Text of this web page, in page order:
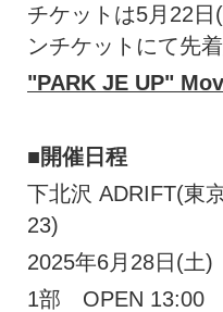
チケットは5月22
ンチケットにて先
"PARK JE UP"
■開催日程
下北沢 ADRIFT(東
23)
2025年6月28日(土)
1部 OPEN 13:00